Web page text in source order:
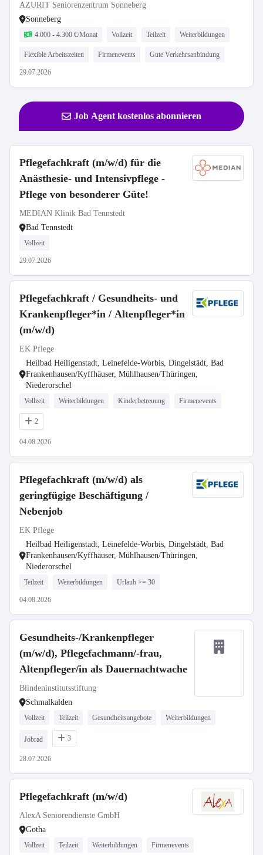
AZURIT Seniorenzentrum Sonneberg
Sonneberg
4.000 - 4.300 €/Monat Vollzeit Teilzeit Weiterbildungen
Flexible Arbeitszeiten Firmenevents Gute Verkehrsanbindung
29.07.2026
Job Agent kostenlos abonnieren
Pflegefachkraft (m/w/d) für die
Anästhesie- und Intensivpflege -
Pflege von besonderer Güte!
MEDIAN Klinik Bad Tennstedt
Bad Tennstedt
Vollzeit
29.07.2026
Pflegefachkraft / Gesundheits- und
Krankenpfleger*in / Altenpfleger*in
(m/w/d)
EK Pflege
Heilbad Heiligenstadt, Leinefelde-Worbis, Dingelstädt, Bad
Frankenhausen/Kyffhäuser, Mühlhausen/Thüringen,
Niederorschel
Vollzeit Weiterbildungen Kinderbetreuung Firmenevents
2
04.08.2026
Pflegefachkraft (m/w/d) als
geringfügige Beschäftigung /
Nebenjob
EK Pflege
Heilbad Heiligenstadt, Leinefelde-Worbis, Dingelstädt, Bad
Frankenhausen/Kyffhäuser, Mühlhausen/Thüringen,
Niederorschel
Teilzeit Weiterbildungen Urlaub >= 30
04.08.2026
Gesundheits-/Krankenpfleger
(m/w/d), Pflegefachmann/-frau,
Altenpfleger/in als Dauernachtwache
Blindeninstitutsstiftung
Schmalkalden
Vollzeit Teilzeit Gesundheitsangebote Weiterbildungen
Jobrad 3
28.07.2026
Pflegefachkraft (m/w/d)
AlexA Seniorendienste GmbH
Gotha
Vollzeit Teilzeit Weiterbildungen Firmenevents